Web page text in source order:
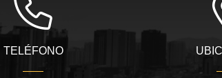
TELÉFONO